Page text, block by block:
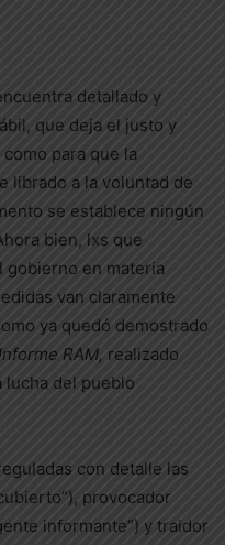
detallado y
que deja el justo y
para que la
librado a la voluntad de
se establece ningún
bien, lxs que
gobierno en materia
van claramente
ya quedó demostrado
Informe RAM, realizado
lucha del pueblo
con detalle las
provocador
informante”) y traidor